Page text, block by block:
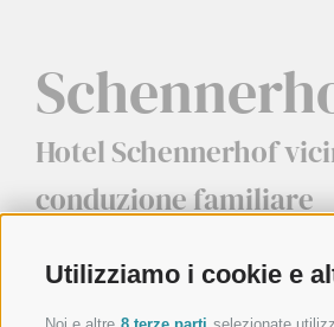
Utilizziamo i cookie e
Hotel Schennerhof
conduzione familiare